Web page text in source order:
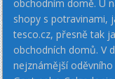
obchodním domě. U
shopy s potravinami,
tesco.cz, přesně tak
obchodních domů. V
nejznámější